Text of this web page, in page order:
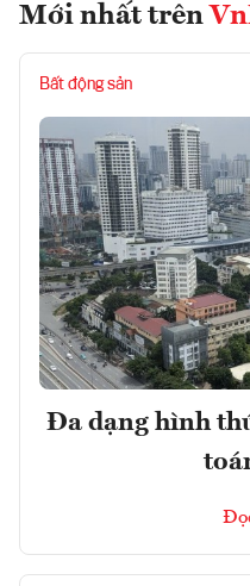
Mới nhất trên
Bất động sản
Đa dạng hình